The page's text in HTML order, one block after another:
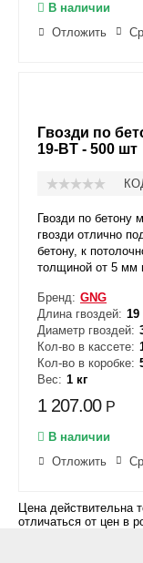
В наличии
Отложить
Гвозди по
19-BT - 500 шт
Гвозди по бетону
гвозди отлично
бетону, к
толщиной от 5 мм
Бренд: GNG
Длина гвоздей:
Диаметр гвоздей:
Кол-во в кассете:
Кол-во в коробке:
Вес: 1 кг
1 207.00 Р
В наличии
Отложить
Цена действительна
отличаться от цен в